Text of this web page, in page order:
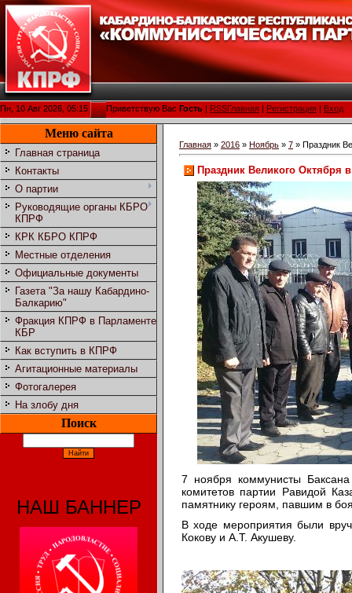
Пн, 10 Авг 2026, 05:15 Приветствую Вас Гость RSSГлавная Регистрация Вход
Меню сайта
Главная страница
Контакты
О партии
Руководящие органы КБРО
КПРФ
КРК КБРО КПРФ
Местные отделения
Официальные документы
Газета "За нашу Кабардино-
Балкарию"
Фракция КПРФ в Парламенте
КБР
Как вступить в КПРФ
Агитационные материалы
Фотогалерея
На злобу дня
Поиск
НАШ БАННЕР
Главная » 2016 » Ноябрь » 7 » Праздник
Праздник Великого Октября
7 ноября коммунисты
комитетов партии Равидой
памятнику героям, павшим в
В ходе мероприятия были
Кокову и А.Т. Акушеву.